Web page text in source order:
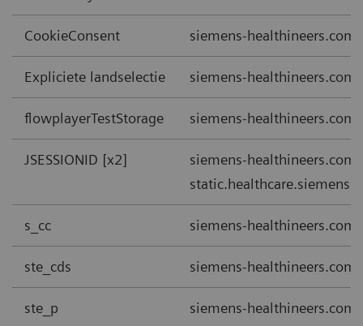
CookieConsent siemens-healthineers.com
Expliciete landselectie siemens-healthineers.com
flowplayerTestStorage siemens-healthineers.com
JSESSIONID [x2]
siemens-healthineers.com
s_cc siemens-healthineers.com
ste_cds siemens-healthineers.com
ste_p siemens-healthineers.com